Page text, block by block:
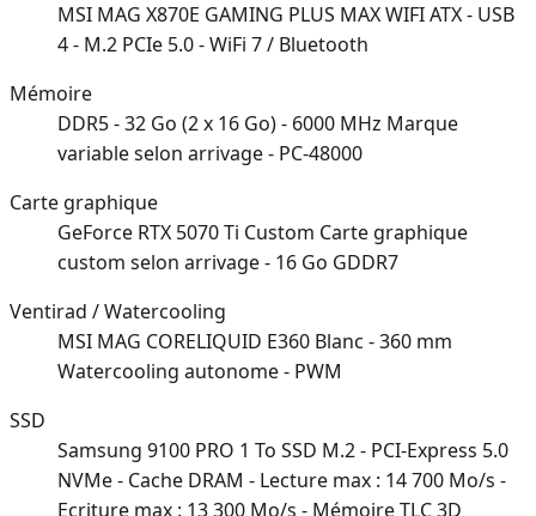
MSI MAG X870E GAMING PLUS MAX WIFI ATX - USB
4 - M.2 PCIe 5.0 - WiFi 7 / Bluetooth
Mémoire
DDR5 - 32 Go (2 x 16 Go) - 6000 MHz Marque
variable selon arrivage - PC-48000
Carte graphique
GeForce RTX 5070 Ti Custom Carte graphique
custom selon arrivage - 16 Go GDDR7
Ventirad / Watercooling
MSI MAG CORELIQUID E360 Blanc - 360 mm
Watercooling autonome - PWM
SSD
Samsung 9100 PRO 1 To SSD M.2 - PCI-Express 5.0
NVMe - Cache DRAM - Lecture max : 14 700 Mo/s -
Ecriture max : 13 300 Mo/s - Mémoire TLC 3D